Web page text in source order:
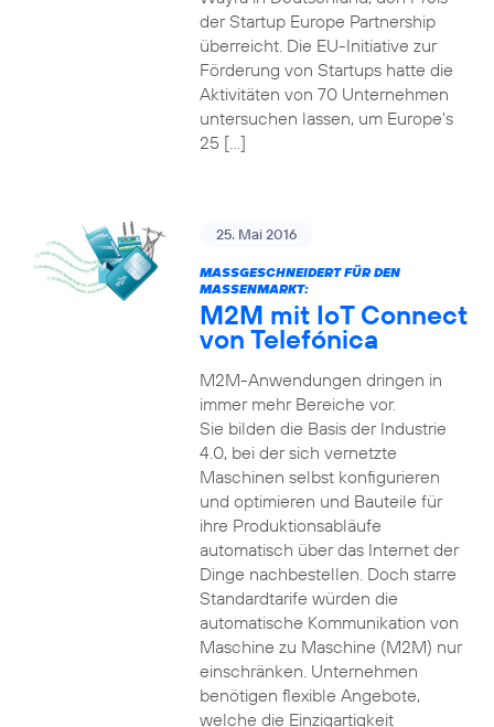
der Startup Europe Partnership
überreicht. Die EU-Initiative zur
Förderung von Startups hatte die
Aktivitäten von 70 Unternehmen
untersuchen lassen, um Europe’s
25 […]
25. Mai 2016
MASSGESCHNEIDERT FÜR DEN M
ASSENMARKT:
M2M mit IoT Connect
von Telefónica
M2M-Anwendungen dringen in
immer mehr Bereiche vor.
Sie bilden die Basis der Industrie
4.0, bei der sich vernetzte
Maschinen selbst konfigurieren
und optimieren und Bauteile für
ihre Produktionsabläufe
automatisch über das Internet der
Dinge nachbestellen. Doch starre
Standardtarife würden die
automatische Kommunikation von
Maschine zu Maschine (M2M) nur
einschränken. Unternehmen
benötigen flexible Angebote,
welche die Einzigartigkeit